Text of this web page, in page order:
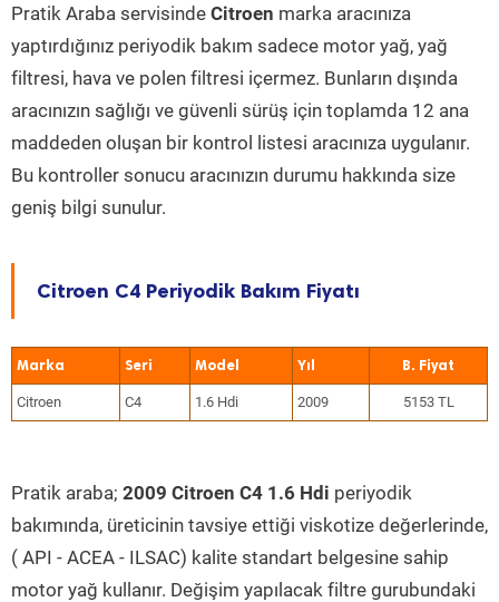
Pratik Araba servisinde Citroen marka aracınıza
yaptırdığınız periyodik bakım sadece motor yağ, yağ
filtresi, hava ve polen filtresi içermez. Bunların dışında
aracınızın sağlığı ve güvenli sürüş için toplamda 12 ana
maddeden oluşan bir kontrol listesi aracınıza uygulanır.
Bu kontroller sonucu aracınızın durumu hakkında size
geniş bilgi sunulur.
Citroen C4 Periyodik Bakım Fiyatı
Marka Seri Model Yıl
Citroen C4 1.6 Hdi 2009 5153 TL
Pratik araba; 2009 Citroen C4 1.6 Hdi periyodik
bakımında, üreticinin tavsiye ettiği viskotize değerlerinde,
( API - ACEA - ILSAC) kalite standart belgesine sahip
motor yağ kullanır. Değişim yapılacak filtre gurubundaki